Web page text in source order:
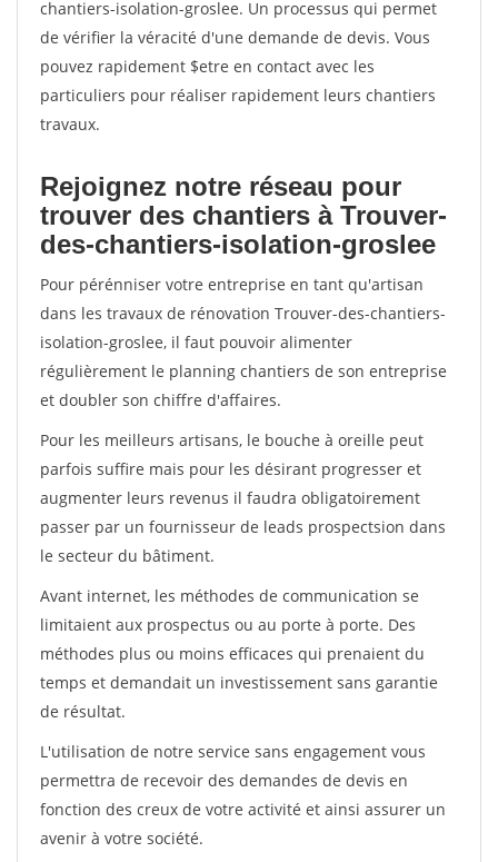
chantiers-isolation-groslee. Un processus qui permet
de vérifier la véracité d'une demande de devis. Vous
pouvez rapidement $etre en contact avec les
particuliers pour réaliser rapidement leurs chantiers
travaux.
Rejoignez notre réseau pour
trouver des chantiers à Trouver-
des-chantiers-isolation-groslee
Pour pérénniser votre entreprise en tant qu'artisan
dans les travaux de rénovation Trouver-des-chantiers-
isolation-groslee, il faut pouvoir alimenter
régulièrement le planning chantiers de son entreprise
et doubler son chiffre d'affaires.
Pour les meilleurs artisans, le bouche à oreille peut
parfois suffire mais pour les désirant progresser et
augmenter leurs revenus il faudra obligatoirement
passer par un fournisseur de leads prospectsion dans
le secteur du bâtiment.
Avant internet, les méthodes de communication se
limitaient aux prospectus ou au porte à porte. Des
méthodes plus ou moins efficaces qui prenaient du
temps et demandait un investissement sans garantie
de résultat.
L'utilisation de notre service sans engagement vous
permettra de recevoir des demandes de devis en
fonction des creux de votre activité et ainsi assurer un
avenir à votre société.